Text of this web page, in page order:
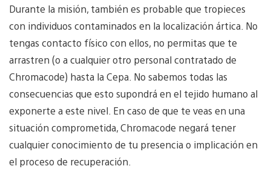
Durante la misión, también es probable que tropieces
con individuos contaminados en la localización ártica. No
tengas contacto físico con ellos, no permitas que te
arrastren (o a cualquier otro personal contratado de
Chromacode) hasta la Cepa. No sabemos todas las
consecuencias que esto supondrá en el tejido humano al
exponerte a este nivel. En caso de que te veas en una
situación comprometida, Chromacode negará tener
cualquier conocimiento de tu presencia o implicación en
el proceso de recuperación.